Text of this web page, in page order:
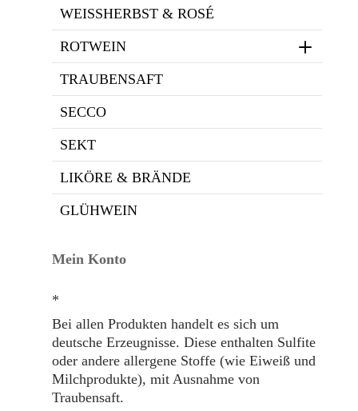
WEISSHERBST & ROSÉ
ROTWEIN
TRAUBENSAFT
SECCO
SEKT
LIKÖRE & BRÄNDE
GLÜHWEIN
Mein Konto
*
Bei allen Produkten handelt es sich um
deutsche Erzeugnisse. Diese enthalten Sulfite
oder andere allergene Stoffe (wie Eiweiß und
Milchprodukte), mit Ausnahme von
Traubensaft.